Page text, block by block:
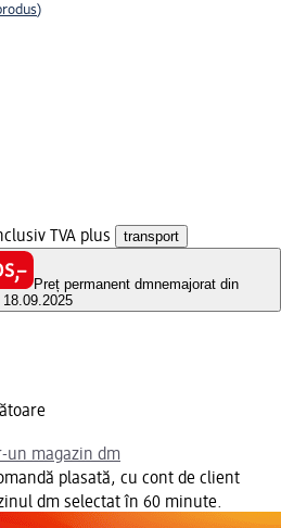
)
TVA plus transport
Preț permanent dmnemajorat din
18.09.2025
un magazin dm
plasată, cu cont de client
dm selectat în 60 minute.